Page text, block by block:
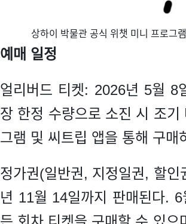
​상하이 박물관 공식 위챗 미니 프로그램
예매 일정
얼리버드 티켓: 2026년 5월 8
장 한정 수량으로 소진 시 조
그램 및 씨트립 앱을 통해 구
정가권(일반권, 지정일권, 할
년 11월 14일까지 판매된다.